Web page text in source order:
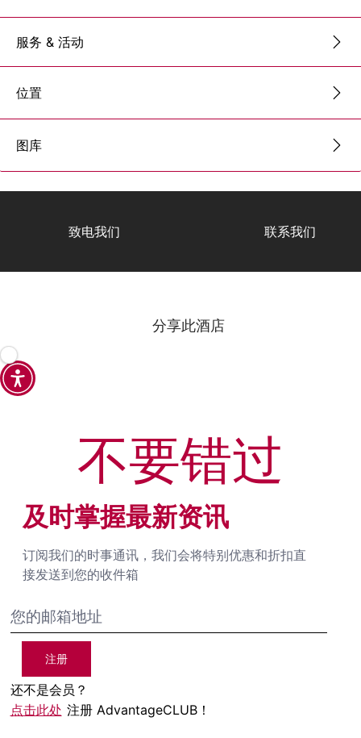
服务 & 活动
位置
图库
致电我们 联系我们
分享此酒店
及时掌握最新资讯
订阅我们的时事通讯，我们会将特别优惠和折扣直
接发送到您的收件箱
注册
还不是会员？
点击此处 注册 AdvantageCLUB！
不要错过